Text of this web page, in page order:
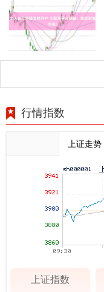
行情指数
上证走势
上证指数